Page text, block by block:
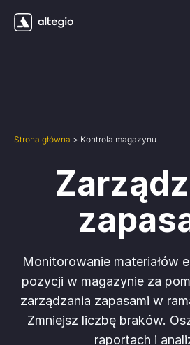
Strona główna > Kontrola magazynu
Monitorowanie materiałów
pozycji w magazynie za
zarządzania zapasami w
Zmniejsz liczbę braków.
raportach i